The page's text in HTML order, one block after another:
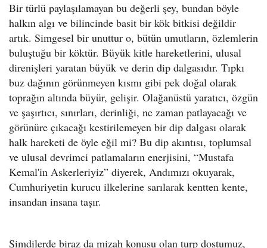
Bir türlü paylaşılamayan bu değerli şey, bundan böyle
halkın algı ve bilincinde basit bir kök bitkisi değildir
artık. Simgesel bir unuttur o, bütün umutların, özlemlerin
buluştuğu bir köktür. Büyük kitle hareketlerini, ulusal
direnişleri yaratan büyük ve derin dip dalgasıdır. Tıpkı
buz dağının görünmeyen kısmı gibi pek doğal olarak
toprağın altında büyür, gelişir. Olağanüstü yaratıcı, özgün
ve şaşırtıcı, sınırları, derinliği, ne zaman patlayacağı ve
görünüre çıkacağı kestirilemeyen bir dip dalgası olarak
halk hareketi de öyle eğil mi? Bu dip akıntısı, toplumsal
ve ulusal devrimci patlamaların enerjisini, “Mustafa
Kemal'in Askerleriyiz” diyerek, Andımızı okuyarak,
Cumhuriyetin kurucu ilkelerine sarılarak kentten kente,
insandan insana taşır.
Şimdilerde biraz da mizah konusu olan turp dostumuz,